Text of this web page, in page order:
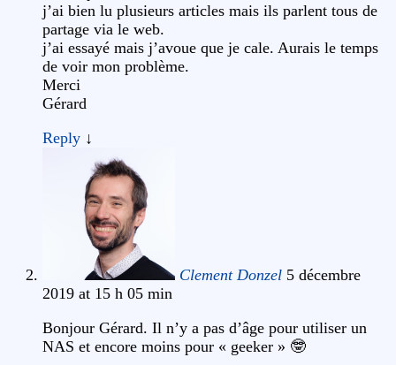
j’ai bien lu plusieurs articles mais ils parlent tous de
partage via le web.
j’ai essayé mais j’avoue que je cale. Aurais le temps
de voir mon problème.
Merci
Gérard
Reply ↓
Clement Donzel 5 décembre
2019 at 15 h 05 min
Bonjour Gérard. Il n’y a pas d’âge pour utiliser un
NAS et encore moins pour « geeker » 🤓